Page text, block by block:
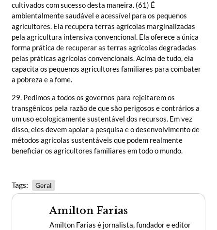
cultivados com sucesso desta maneira. (61) É
ambientalmente saudável e acessível para os pequenos
agricultores. Ela recupera terras agrícolas marginalizadas
pela agricultura intensiva convencional. Ela oferece a única
forma prática de recuperar as terras agrícolas degradadas
pelas práticas agrícolas convencionais. Acima de tudo, ela
capacita os pequenos agricultores familiares para combater
a pobreza e a fome.
29. Pedimos a todos os governos para rejeitarem os
transgênicos pela razão de que são perigosos e contrários a
um uso ecologicamente sustentável dos recursos. Em vez
disso, eles devem apoiar a pesquisa e o desenvolvimento de
métodos agrícolas sustentáveis que podem realmente
beneficiar os agricultores familiares em todo o mundo.
Tags: Geral
Amilton Farias
Amilton Farias é jornalista, fundador e editor